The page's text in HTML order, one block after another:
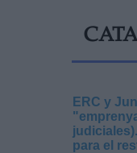
ERC y
para el